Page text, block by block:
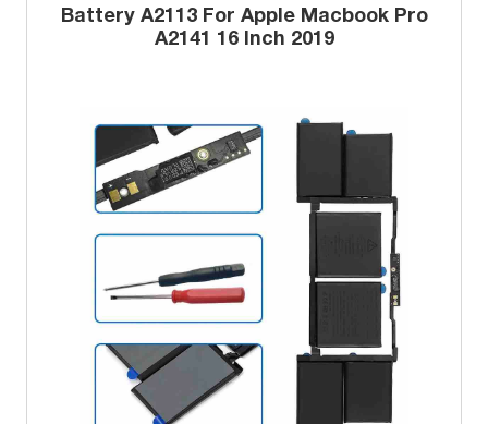
Battery A2113 For Apple Macbook Pro
A2141 16 Inch 2019